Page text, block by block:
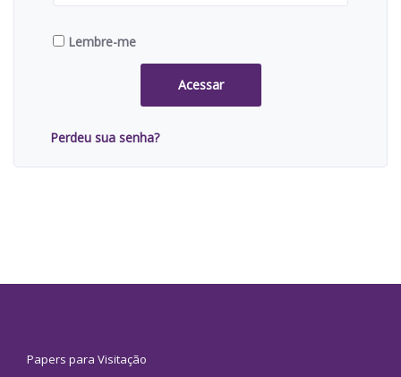
Lembre-me
Acessar
Perdeu sua senha?
Papers para Visitação